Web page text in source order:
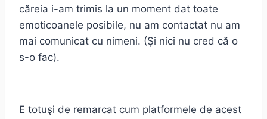
căreia i-am trimis la un moment dat toate
emoticoanele posibile, nu am contactat nu am
mai comunicat cu nimeni. (Şi nici nu cred că o
s-o fac).
E totuşi de remarcat cum platformele de acest